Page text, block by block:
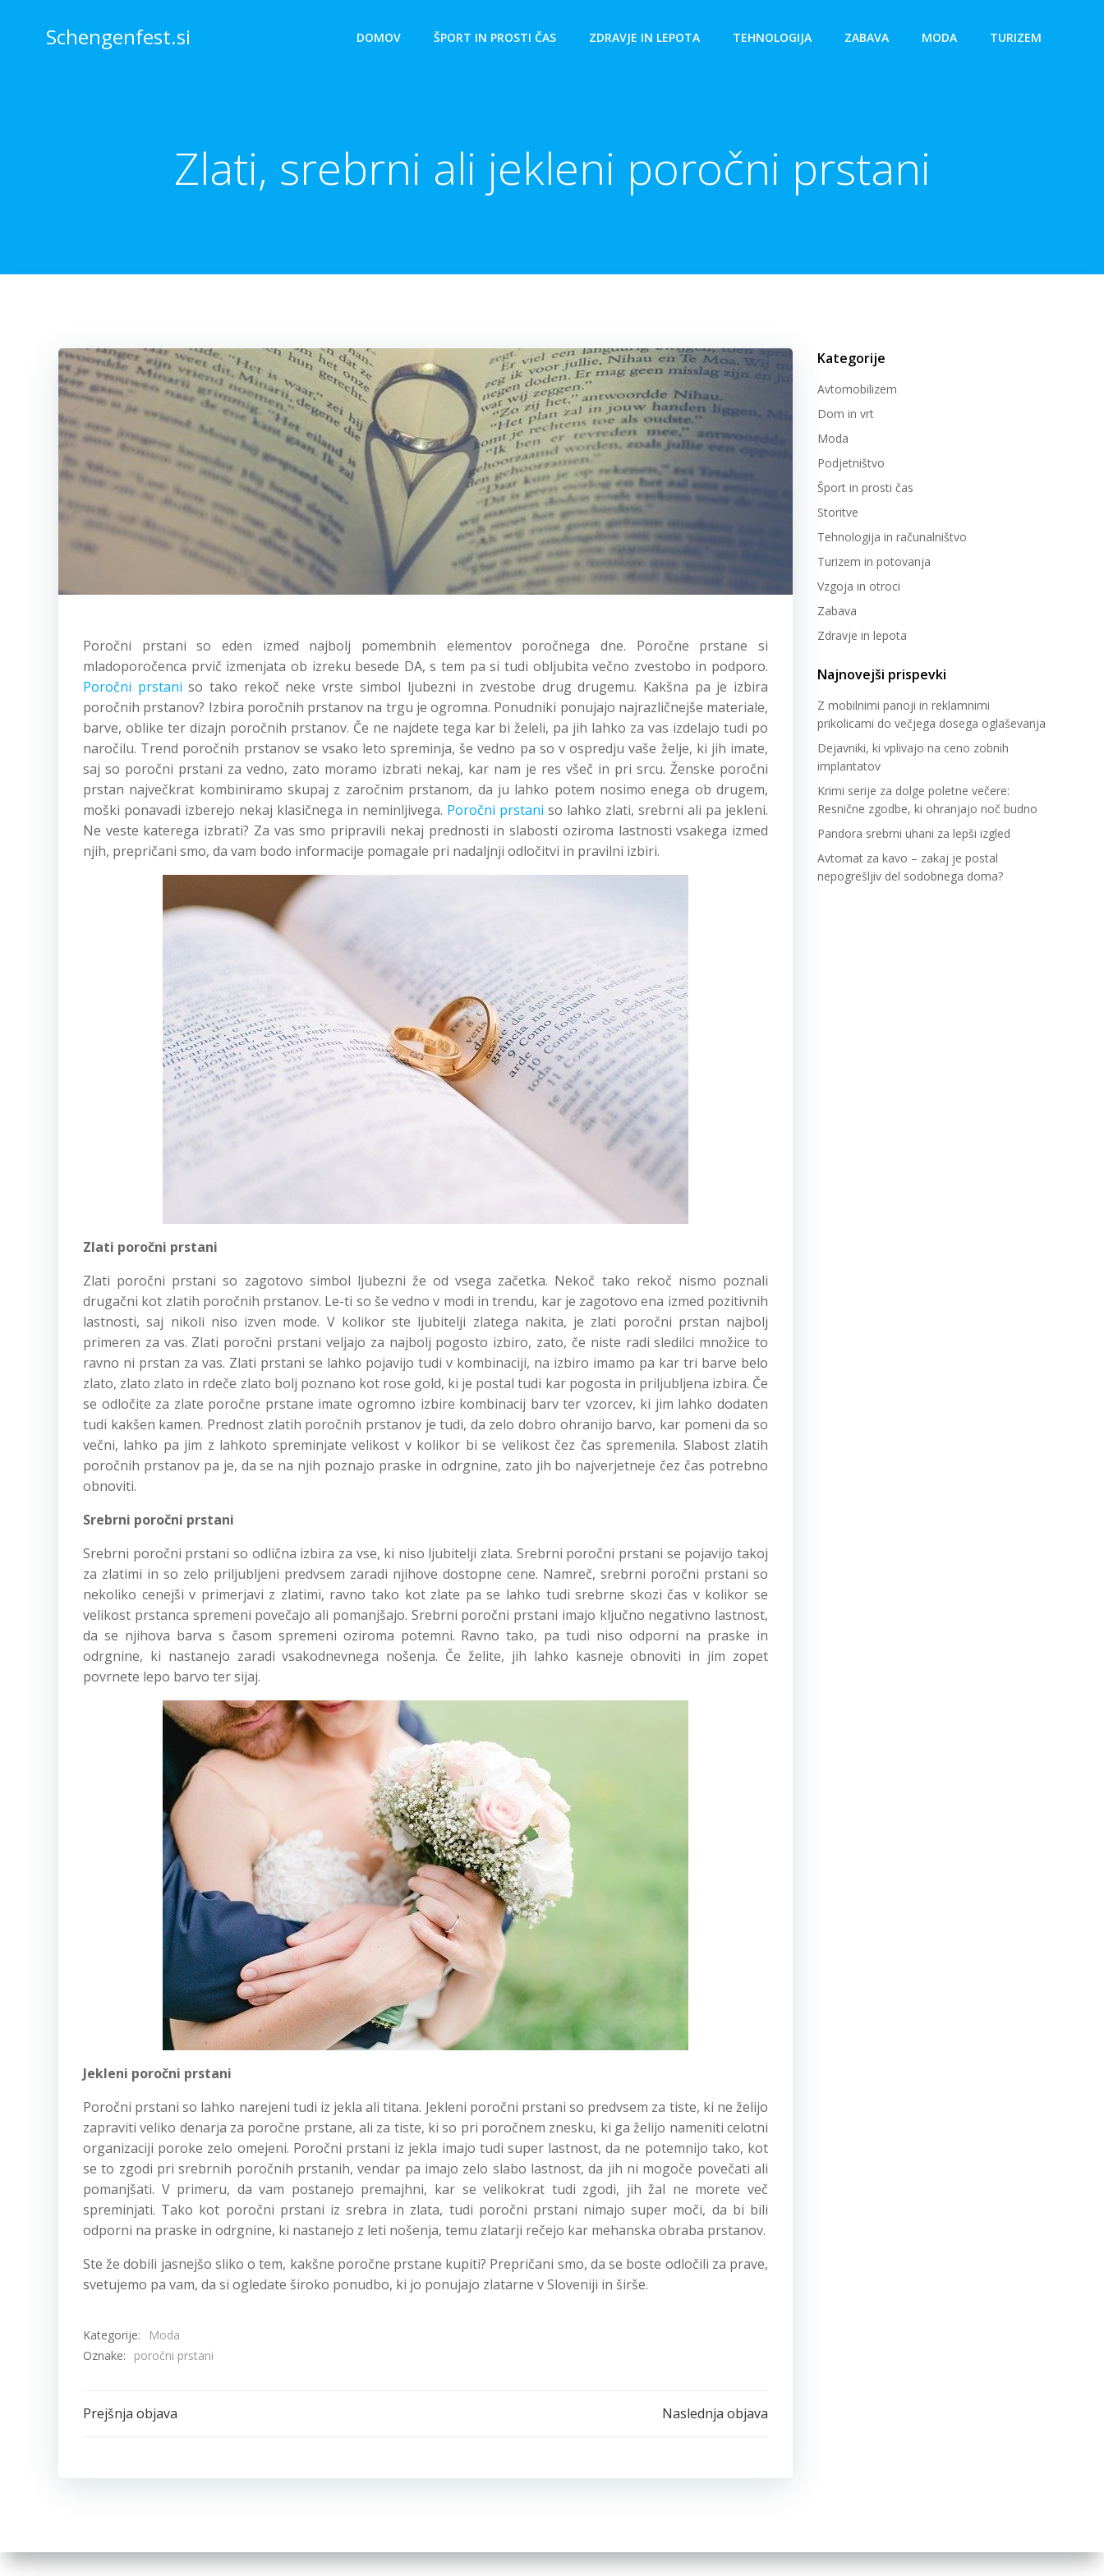
Schengenfest.si DOMOV ŠPORT IN PROSTI ČAS ZDRAVJE IN LEPOTA TEHNOLOGIJA ZABAVA MODA TURIZEM
Zlati, srebrni ali jekleni poročni prstani
Poročni prstani so eden izmed najbolj pomembnih elementov poročnega dne. Poročne prstane si
mladoporočenca prvič izmenjata ob izreku besede DA, s tem pa si tudi obljubita večno zvestobo in podporo.
Poročni prstani so tako rekoč neke vrste simbol ljubezni in zvestobe drug drugemu. Kakšna pa je izbira
poročnih prstanov? Izbira poročnih prstanov na trgu je ogromna. Ponudniki ponujajo najrazličnejše materiale,
barve, oblike ter dizajn poročnih prstanov. Če ne najdete tega kar bi želeli, pa jih lahko za vas izdelajo tudi po
naročilu. Trend poročnih prstanov se vsako leto spreminja, še vedno pa so v ospredju vaše želje, ki jih imate,
saj so poročni prstani za vedno, zato moramo izbrati nekaj, kar nam je res všeč in pri srcu. Ženske poročni
prstan največkrat kombiniramo skupaj z zaročnim prstanom, da ju lahko potem nosimo enega ob drugem,
moški ponavadi izberejo nekaj klasičnega in neminljivega. Poročni prstani so lahko zlati, srebrni ali pa jekleni.
Ne veste katerega izbrati? Za vas smo pripravili nekaj prednosti in slabosti oziroma lastnosti vsakega izmed
njih, prepričani smo, da vam bodo informacije pomagale pri nadaljnji odločitvi in pravilni izbiri.
Zlati poročni prstani
Zlati poročni prstani so zagotovo simbol ljubezni že od vsega začetka. Nekoč tako rekoč nismo poznali
drugačni kot zlatih poročnih prstanov. Le-ti so še vedno v modi in trendu, kar je zagotovo ena izmed pozitivnih
lastnosti, saj nikoli niso izven mode. V kolikor ste ljubitelji zlatega nakita, je zlati poročni prstan najbolj
primeren za vas. Zlati poročni prstani veljajo za najbolj pogosto izbiro, zato, če niste radi sledilci množice to
ravno ni prstan za vas. Zlati prstani se lahko pojavijo tudi v kombinaciji, na izbiro imamo pa kar tri barve belo
zlato, zlato zlato in rdeče zlato bolj poznano kot rose gold, ki je postal tudi kar pogosta in priljubljena izbira. Če
se odločite za zlate poročne prstane imate ogromno izbire kombinacij barv ter vzorcev, ki jim lahko dodaten
tudi kakšen kamen. Prednost zlatih poročnih prstanov je tudi, da zelo dobro ohranijo barvo, kar pomeni da so
večni, lahko pa jim z lahkoto spreminjate velikost v kolikor bi se velikost čez čas spremenila. Slabost zlatih
poročnih prstanov pa je, da se na njih poznajo praske in odrgnine, zato jih bo najverjetneje čez čas potrebno
obnoviti.
Srebrni poročni prstani
Srebrni poročni prstani so odlična izbira za vse, ki niso ljubitelji zlata. Srebrni poročni prstani se pojavijo takoj
za zlatimi in so zelo priljubljeni predvsem zaradi njihove dostopne cene. Namreč, srebrni poročni prstani so
nekoliko cenejši v primerjavi z zlatimi, ravno tako kot zlate pa se lahko tudi srebrne skozi čas v kolikor se
velikost prstanca spremeni povečajo ali pomanjšajo. Srebrni poročni prstani imajo ključno negativno lastnost,
da se njihova barva s časom spremeni oziroma potemni. Ravno tako, pa tudi niso odporni na praske in
odrgnine, ki nastanejo zaradi vsakodnevnega nošenja. Če želite, jih lahko kasneje obnoviti in jim zopet
povrnete lepo barvo ter sijaj.
Jekleni poročni prstani
Poročni prstani so lahko narejeni tudi iz jekla ali titana. Jekleni poročni prstani so predvsem za tiste, ki ne želijo
zapraviti veliko denarja za poročne prstane, ali za tiste, ki so pri poročnem znesku, ki ga želijo nameniti celotni
organizaciji poroke zelo omejeni. Poročni prstani iz jekla imajo tudi super lastnost, da ne potemnijo tako, kot
se to zgodi pri srebrnih poročnih prstanih, vendar pa imajo zelo slabo lastnost, da jih ni mogoče povečati ali
pomanjšati. V primeru, da vam postanejo premajhni, kar se velikokrat tudi zgodi, jih žal ne morete več
spreminjati. Tako kot poročni prstani iz srebra in zlata, tudi poročni prstani nimajo super moči, da bi bili
odporni na praske in odrgnine, ki nastanejo z leti nošenja, temu zlatarji rečejo kar mehanska obraba prstanov.
Ste že dobili jasnejšo sliko o tem, kakšne poročne prstane kupiti? Prepričani smo, da se boste odločili za prave,
svetujemo pa vam, da si ogledate široko ponudbo, ki jo ponujajo zlatarne v Sloveniji in širše.
Kategorije:
Moda
Oznake:
poročni prstani
Post
Prejšnja objava Naslednja objava
Kategorije
Avtomobilizem
Dom in vrt
Moda
Podjetništvo
Šport in prosti čas
Storitve
Tehnologija in računalništvo
Turizem in potovanja
Vzgoja in otroci
Zabava
Zdravje in lepota
Najnovejši prispevki
Z mobilnimi panoji in reklamnimi
prikolicami do večjega dosega oglaševanja
Dejavniki, ki vplivajo na ceno zobnih
implantatov
Krimi serije za dolge poletne večere:
Resnične zgodbe, ki ohranjajo noč budno
Pandora srebrni uhani za lepši izgled
Avtomat za kavo – zakaj je postal
nepogrešljiv del sodobnega doma?